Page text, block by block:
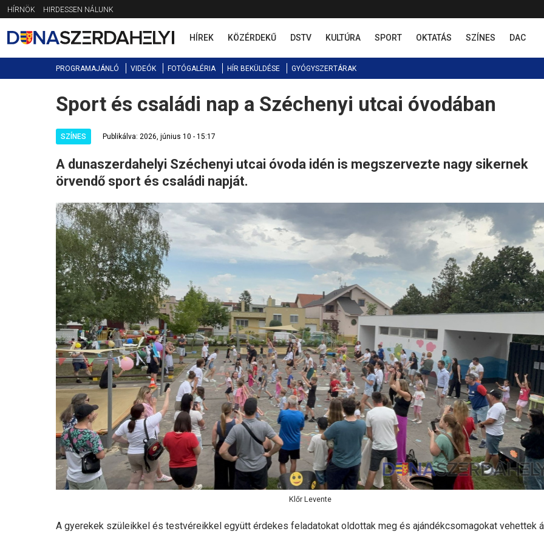
Jump
to
navigation
HÍRNÖK HIRDESSEN NÁLUNK
HÍREK KÖZÉRDEKŰ DSTV KULTÚRA SPORT OKTATÁS SZÍNES DAC
PROGRAMAJÁNLÓ VIDEÓK FOTÓGALÉRIA HÍR BEKÜLDÉSE GYÓGYSZERTÁRAK
Back
to
Sport és családi nap a Széchenyi utcai óvodában
SZÍNES Publikálva: 2026, június 10 - 15:17
A dunaszerdahelyi Széchenyi utcai óvoda idén is megszervezte nagy sikernek
örvendő sport és családi napját.
Klőr Levente
A gyerekek szüleikkel és testvéreikkel együtt érdekes feladatokat oldottak meg és ajándékcsomagokat vehettek